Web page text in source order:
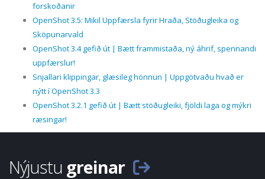
forskoðanir
OpenShot 3.5: Mikil Uppfærsla fyrir Hraða, Stöðugleika og
Sköpunarvald
OpenShot 3.4 gefið út | Bætt frammistaða, ný áhrif, spennandi
uppfærslur!
Snjallari klippingar, glæsileg hönnun | Uppgötvaðu hvað er
nýtt í OpenShot 3.3
OpenShot 3.2.1 gefið út | Bætt stöðugleiki, fjöldi laga og mýkri
ræsingar!
Nýjustu greinar